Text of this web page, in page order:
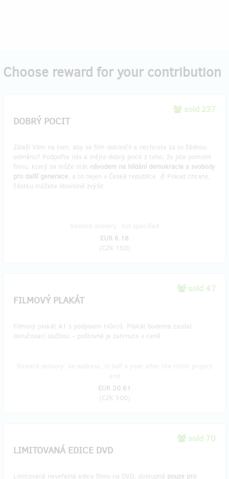
Choose reward for your contribution
sold 237
DOBRÝ POCIT
Záleží Vám na tom, aby se film dokončil a nechcete za to žádnou
odměnu? Podpořte nás a mějte dobrý pocit z toho, že jste pomohli
filmu, který se může stát návodem na hlídání demokracie a svobody
pro další generace, a to nejen v České republice. ✌️ Pokud chcete,
částku můžete libovolně zvýšit.
EUR 6.18
(CZK 150)
sold 47
FILMOVÝ PLAKÁT
Filmový plakát A1 s podpisem tvůrců. Plakát budeme zasílat
doručovací službou – poštovné je zahrnuto v ceně.
EUR 20.61
(CZK 500)
sold 70
LIMITOVANÁ EDICE DVD
Limitovaná neveřejná edice filmu na DVD, dostupná pouze pro